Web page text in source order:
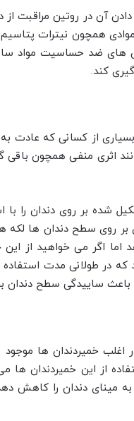
آن در روتین مراقبت از
موادی همچون نیترات
های ضد حساسیت مواد
کند.
از کسانی که عادت
اثری منفی همچون باقی
شده بر روی دندان را با
بر روی سطح دندان ها
اما اگر می خواهید از
که در طولانی مدت
باعث ساییدگی سطح دندان
اغلب خمیردندان ها
از این خمیردندان
به مینای دندان را